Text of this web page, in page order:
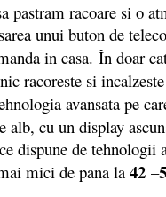
racoare si o
unui buton de
in casa. În doar
racoreste si
avansata pe
cu un display
de tehnologii
mici de pana la 42 –